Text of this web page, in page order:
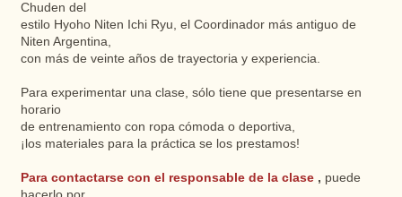
Chuden del
estilo Hyoho Niten Ichi Ryu, el Coordinador más antiguo de
Niten Argentina,
con más de veinte años de trayectoria y experiencia.
Para experimentar una clase, sólo tiene que presentarse en
horario
de entrenamiento con ropa cómoda o deportiva,
¡los materiales para la práctica se los prestamos!
Para contactarse con el responsable de la clase , puede